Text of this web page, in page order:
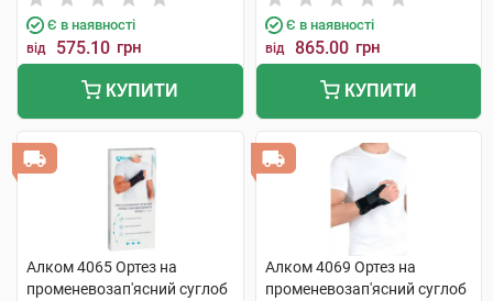
Є в наявності
від 575.10 грн
КУПИТИ
Є в наявності
від 865.00 грн
КУПИТИ
Алком 4065 Ортез на
променевозап'ясний суглоб
Алком 4069 Ортез на
променевозап'ясний суглоб